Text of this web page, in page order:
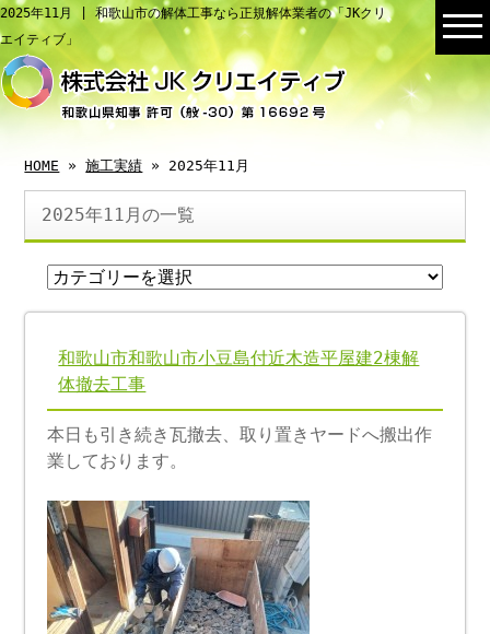
2025年11月 | 和歌山市の解体工事なら正規解体業者の「JKクリ
エイティブ」
HOME »施工実績 » 2025年11月
2025年11月の一覧
和歌山市和歌山市小豆島付近木造平屋建2棟解
体撤去工事
本日も引き続き瓦撤去、取り置きヤードへ搬出作
業しております。